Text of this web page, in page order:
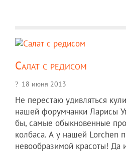
Салат с редисом
18 июня 2013
Не перестаю удивляться
нашей форумчанки Ларисы
бы, самые обыкновенные
колбаса. А у нашей Lorchen
невообразимой красоты! Да